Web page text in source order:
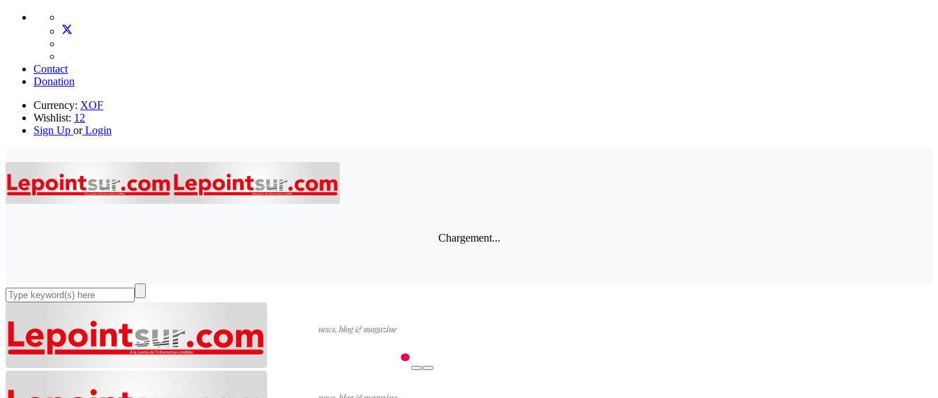
Contact
Donation
Currency: XOF
Wishlist: 12
Sign Up orLogin
Chargement...